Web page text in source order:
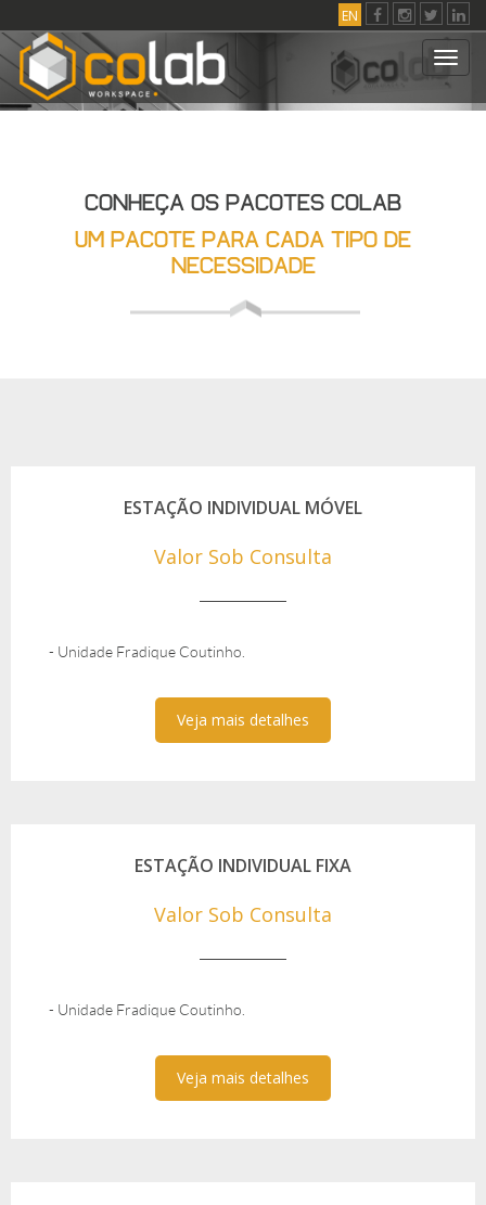
EN
CONHEÇA OS PACOTES COLAB
UM PACOTE PARA CADA TIPO DE
NECESSIDADE
ESTAÇÃO INDIVIDUAL MÓVEL
Valor Sob Consulta
- Unidade Fradique Coutinho.
Veja mais detalhes
ESTAÇÃO INDIVIDUAL FIXA
Valor Sob Consulta
- Unidade Fradique Coutinho.
Veja mais detalhes